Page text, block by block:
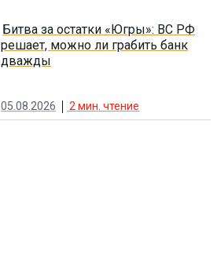
Битва за остатки «Югры»: ВС РФ
решает, можно ли грабить банк
дважды
05.08.2026 2 мин. чтение